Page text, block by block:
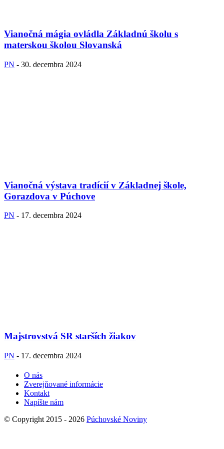
Vianočná mágia ovládla Základnú školu s
materskou školou Slovanská
PN - 30. decembra 2024
Vianočná výstava tradícií v Základnej škole,
Gorazdova v Púchove
PN - 17. decembra 2024
Majstrovstvá SR starších žiakov
PN - 17. decembra 2024
O nás
Zverejňované informácie
Kontakt
Napíšte nám
© Copyright 2015 - 2026 Púchovské Noviny